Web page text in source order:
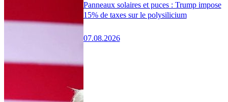
Panneaux solaires et puces : Trump impose
15% de taxes sur le polysilicium
07.08.2026